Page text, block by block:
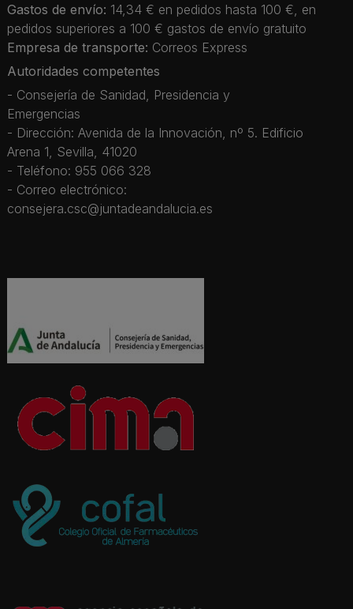
Gastos de envío: 14,34 € en pedidos hasta 100 €, en
pedidos superiores a 100 € gastos de envío gratuito
Empresa de transporte: Correos Express
Autoridades competentes
- Consejería de Sanidad, Presidencia y
Emergencias
- Dirección: Avenida de la Innovación, nº 5. Edificio
Arena 1, Sevilla, 41020
- Teléfono: 955 066 328
- Correo electrónico:
consejera.csc@juntadeandalucia.es